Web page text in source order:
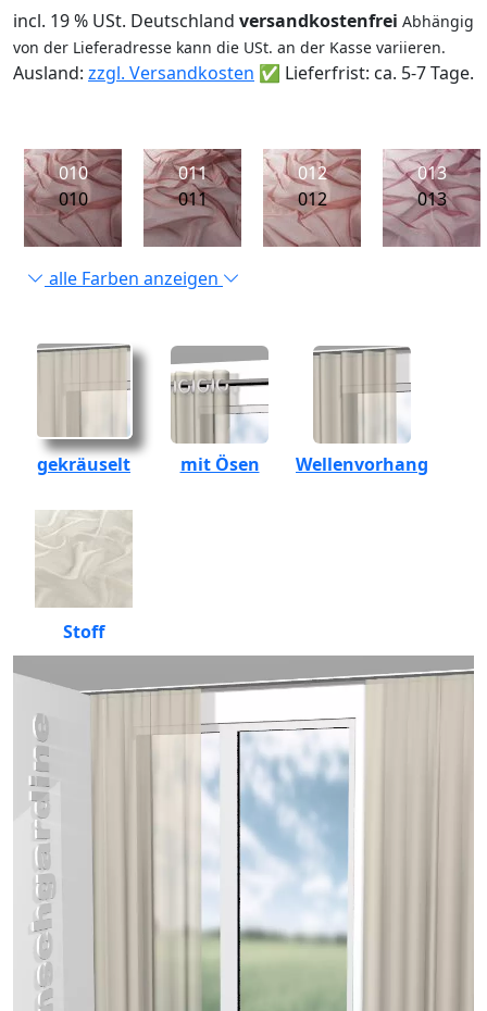
incl. 19 % USt. Deutschland versandkostenfrei Abhängig
von der Lieferadresse kann die USt. an der Kasse variieren.
Ausland: zzgl. Versandkosten ✅ Lieferfrist: ca. 5-7 Tage.
010
010
011
011
012
012
013
013
alle Farben anzeigen
gekräuselt mit Ösen Wellenvorhang
Stoff